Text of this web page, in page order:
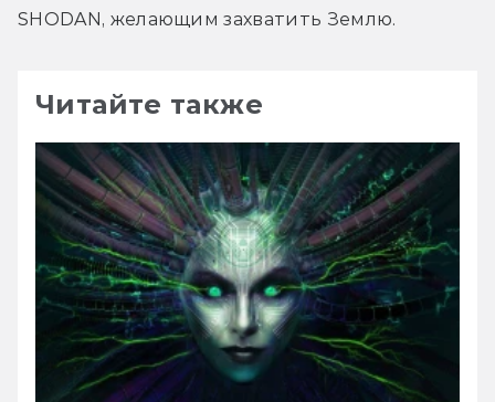
SHODAN, желающим захватить Землю.
Читайте также